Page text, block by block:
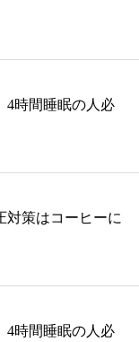
4時間睡眠の人必
対策はコーヒーに
4時間睡眠の人必